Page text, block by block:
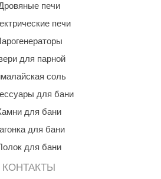
печи
печи
для парной
соль
для бани
для бани
для бани
для бани
КОНТАКТЫ